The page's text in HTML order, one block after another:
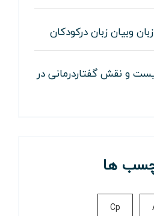
وبیان زبان درکودکان
و نقش گفتاردرمانی در
ها
Cp